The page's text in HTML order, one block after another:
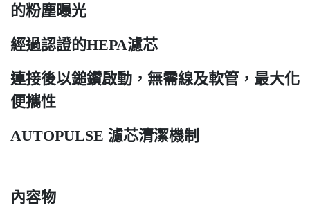
的粉塵曝光​
經過認證的HEPA濾芯​
連接後以鎚鑽啟動​，無需線及軟管，最大化
便攜性​
AUTOPULSE 濾芯清潔機制 ​
內容物